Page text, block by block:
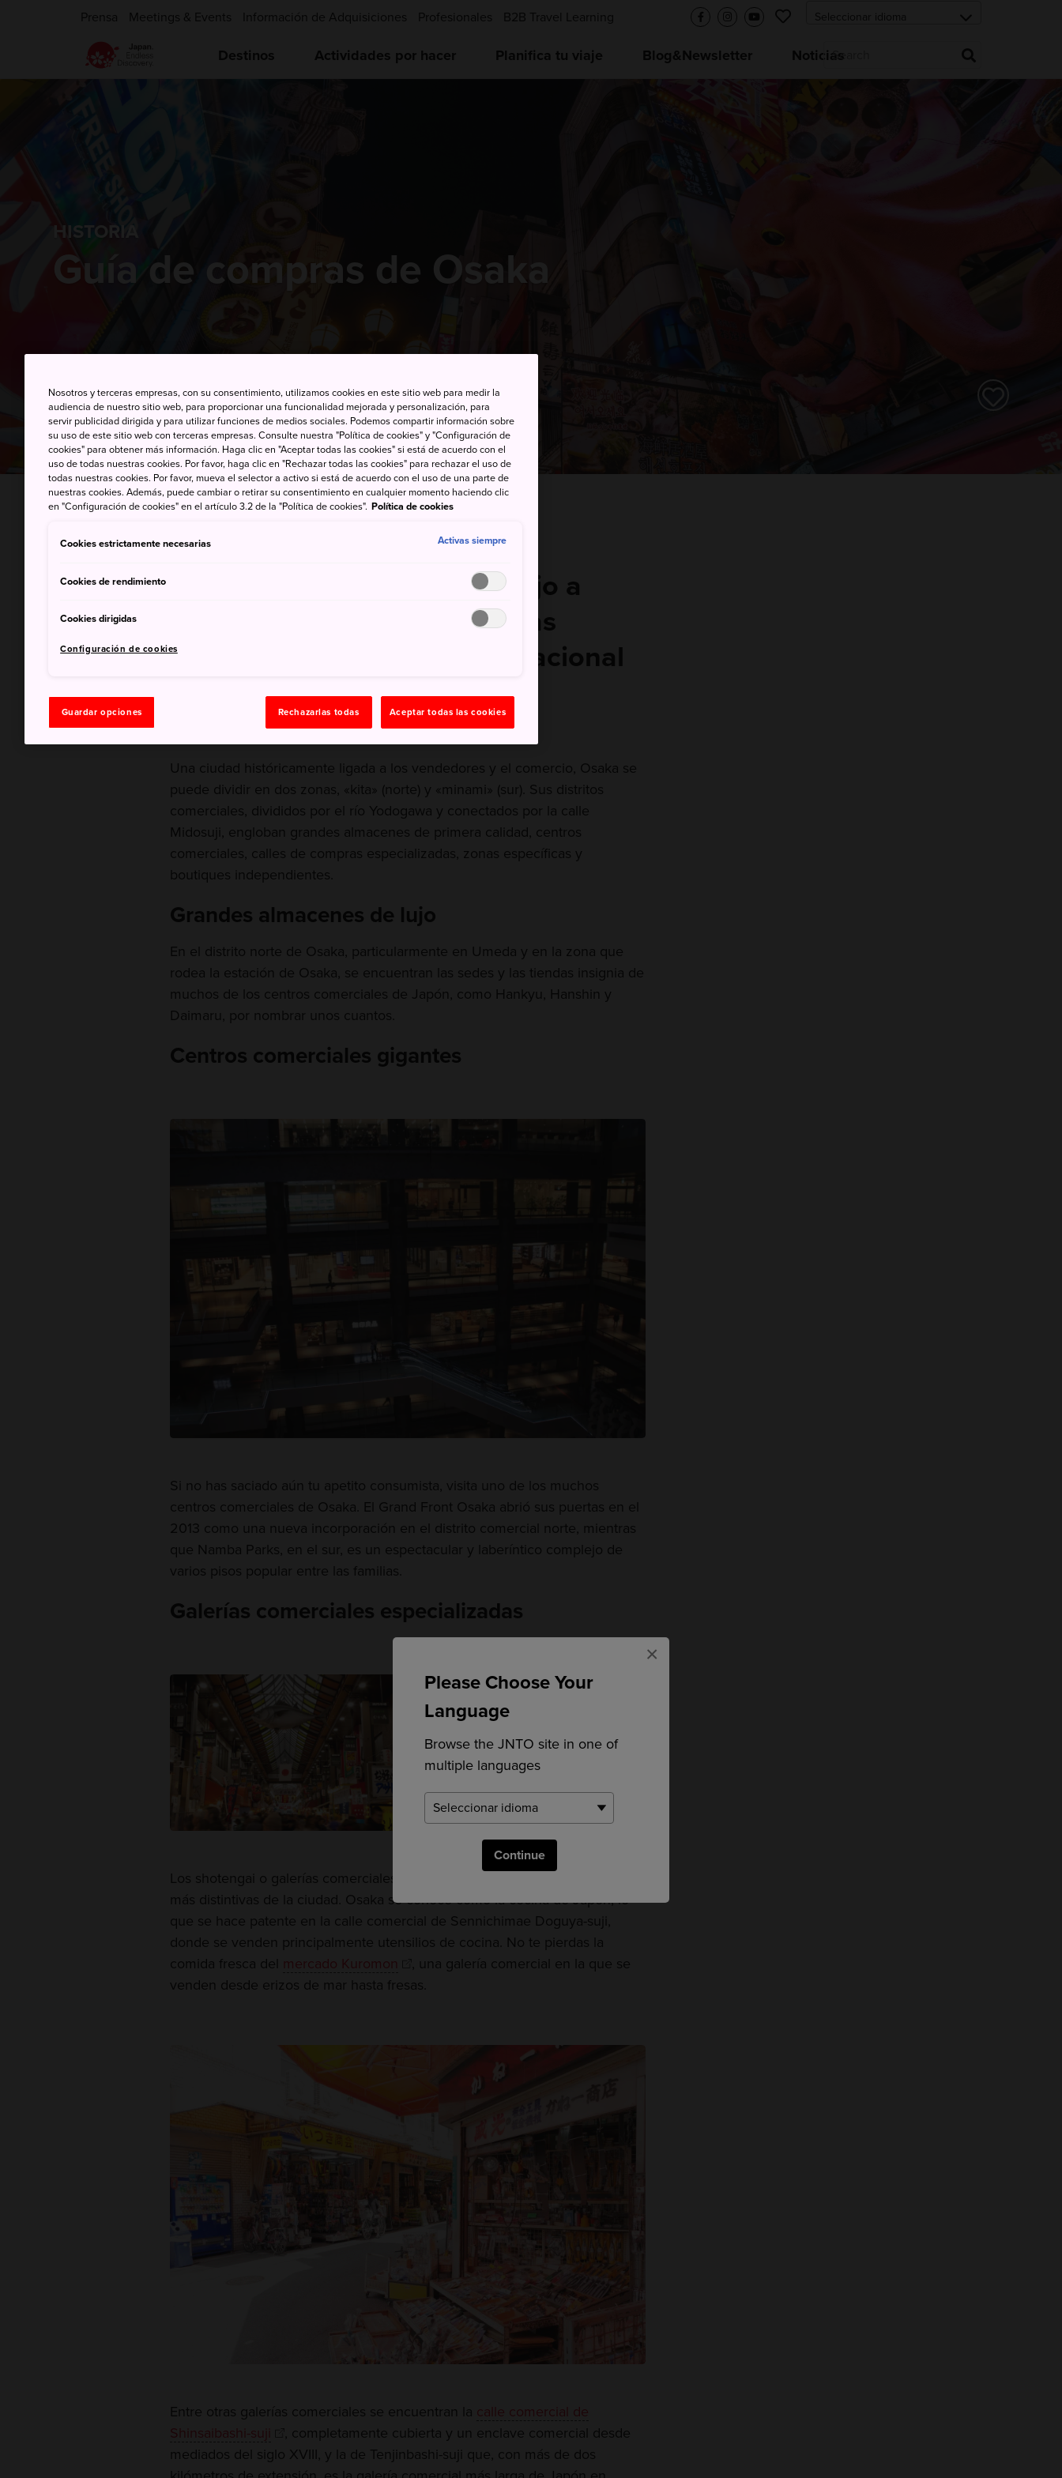
Please Choose Your
Language
Browse the JNTO site in one of
multiple languages
Continue
×
Prensa Meetings & Events Información de Adquisiciones Profesionales B2B Travel Learning
Destinos Actividades por hacer Planifica tu viaje Blog&Newsletter Noticias
HISTORIA
Guía de compras de Osaka
INICIO Historias y guías Guía de compras de Osaka
De grandes almacenes de lujo a
boutiques independientes, las
tiendas son el pasatiempo nacional
de Japón, y Osaka no es una
excepción
Una ciudad históricamente ligada a los vendedores y el comercio, Osaka se
puede dividir en dos zonas, «kita» (norte) y «minami» (sur). Sus distritos
comerciales, divididos por el río Yodogawa y conectados por la calle
Midosuji, engloban grandes almacenes de primera calidad, centros
comerciales, calles de compras especializadas, zonas específicas y
boutiques independientes.
Grandes almacenes de lujo
En el distrito norte de Osaka, particularmente en Umeda y en la zona que
rodea la estación de Osaka, se encuentran las sedes y las tiendas insignia de
muchos de los centros comerciales de Japón, como Hankyu, Hanshin y
Daimaru, por nombrar unos cuantos.
Centros comerciales gigantes
Si no has saciado aún tu apetito consumista, visita uno de los muchos
centros comerciales de Osaka. El Grand Front Osaka abrió sus puertas en el
2013 como una nueva incorporación en el distrito comercial norte, mientras
que Namba Parks, en el sur, es un espectacular y laberíntico complejo de
varios pisos popular entre las familias.
Galerías comerciales especializadas
Los shotengai o galerías comerciales de Osaka son una de las características
más distintivas de la ciudad. Osaka se conoce como la cocina de Japón, lo
que se hace patente en la calle comercial de Sennichimae Doguya-suji,
donde se venden principalmente utensilios de cocina. No te pierdas la
comida fresca del
mercado Kuromon
, una galería comercial en la que se
venden desde erizos de mar hasta fresas.
Entre otras galerías comerciales se encuentran la calle comercial de
Shinsaibashi-suji
, completamente cubierta y un enclave comercial desde
mediados del siglo XVIII, y la de Tenjinbashi-suji que, con más de dos
Nosotros y terceras empresas, con su consentimiento, utilizamos cookies en este sitio web para medir la
audiencia de nuestro sitio web, para proporcionar una funcionalidad mejorada y personalización, para
servir publicidad dirigida y para utilizar funciones de medios sociales. Podemos compartir información sobre
su uso de este sitio web con terceras empresas. Consulte nuestra "Política de cookies" y "Configuración de
cookies" para obtener más información. Haga clic en "Aceptar todas las cookies" si está de acuerdo con el
uso de todas nuestras cookies. Por favor, haga clic en "Rechazar todas las cookies" para rechazar el uso de
todas nuestras cookies. Por favor, mueva el selector a activo si está de acuerdo con el uso de una parte de
nuestras cookies. Además, puede cambiar o retirar su consentimiento en cualquier momento haciendo clic
en "Configuración de cookies" en el artículo 3.2 de la "Política de cookies". Política de cookies
Cookies estrictamente necesarias Activas siempre
Cookies de rendimiento
Cookies dirigidas
Configuración de cookies
Guardar opciones Rechazarlas todas Aceptar todas las cookies